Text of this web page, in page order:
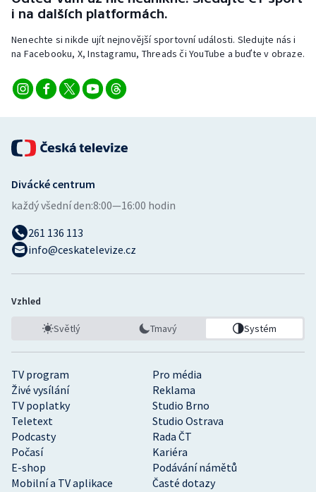
i na dalších platformách.
Nenechte si nikde ujít nejnovější sportovní události. Sledujte nás i
na Facebooku, X, Instagramu, Threads či YouTube a buďte v obraze.
TV program
Pro média
Živé vysílání
Reklama
TV poplatky
Studio Brno
Teletext
Studio Ostrava
Podcasty
Rada ČT
Počasí
Kariéra
E-shop
Podávání námětů
Mobilní a TV aplikace
Časté dotazy
Divácké centrum
každý všední den:8:00—16:00 hodin
261 136 113
info@ceskatelevize.cz
Vzhled
Světlý Tmavý Systém